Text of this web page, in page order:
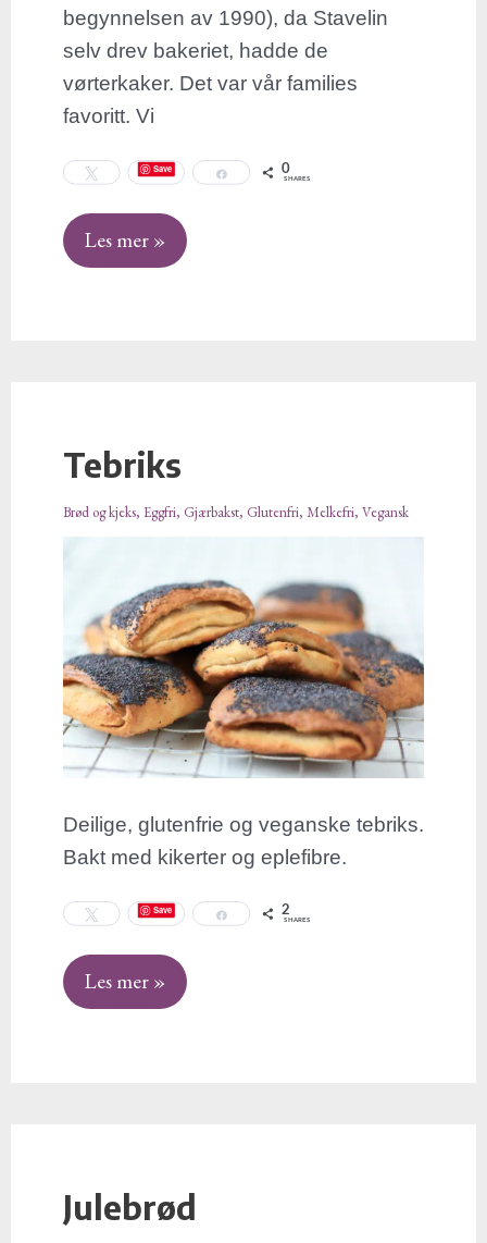
begynnelsen av 1990), da Stavelin
selv drev bakeriet, hadde de
vørterkaker. Det var vår families
favoritt. Vi
Save Share 0
SHARES
Les mer »
Tebriks
Brød og kjeks, Eggfri, Gjærbakst, Glutenfri, Melkefri, Vegansk
Deilige, glutenfrie og veganske tebriks.
Bakt med kikerter og eplefibre.
Save Share 2
SHARES
Tebriks
Les mer »
Julebrød
Julebrød